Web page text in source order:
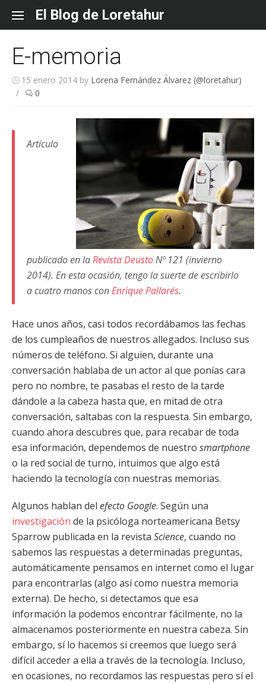
content
El Blog de Loretahur
E-memoria
15 enero 2014 by Lorena Fernández Álvarez (@loretahur)
/
0
Artículo
publicado en laRevista DeustoNº 121 (invierno
2014). En esta ocasión, tengo la suerte de escribirlo
a cuatro manos conEnrique Pallarés.
Hace unos años, casi todos recordábamos las fechas
de los cumpleaños de nuestros allegados. Incluso sus
números de teléfono. Si alguien, durante una
conversación hablaba de un actor al que ponías cara
pero no nombre, te pasabas el resto de la tarde
dándole a la cabeza hasta que, en mitad de otra
conversación, saltabas con la respuesta. Sin embargo,
cuando ahora descubres que, para recabar de toda
esa información, dependemos de nuestro smartphone
o la red social de turno, intuimos que algo está
haciendo la tecnología con nuestras memorias.
Algunos hablan del efecto Google. Según una
investigación de la psicóloga norteamericana Betsy
Sparrow publicada en la revista Science, cuando no
sabemos las respuestas a determinadas preguntas,
automáticamente pensamos en internet como el lugar
para encontrarlas (algo así como nuestra memoria
externa). De hecho, si detectamos que esa
información la podemos encontrar fácilmente, no la
almacenamos posteriormente en nuestra cabeza. Sin
embargo, sí lo hacemos si creemos que luego será
difícil acceder a ella a través de la tecnología. Incluso,
en ocasiones, no recordamos las respuestas pero sí el